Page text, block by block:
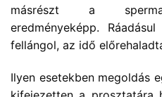
másrészt a sperma-
eredményeképp.
fellángol, az idő
Ilyen esetekben megoldás